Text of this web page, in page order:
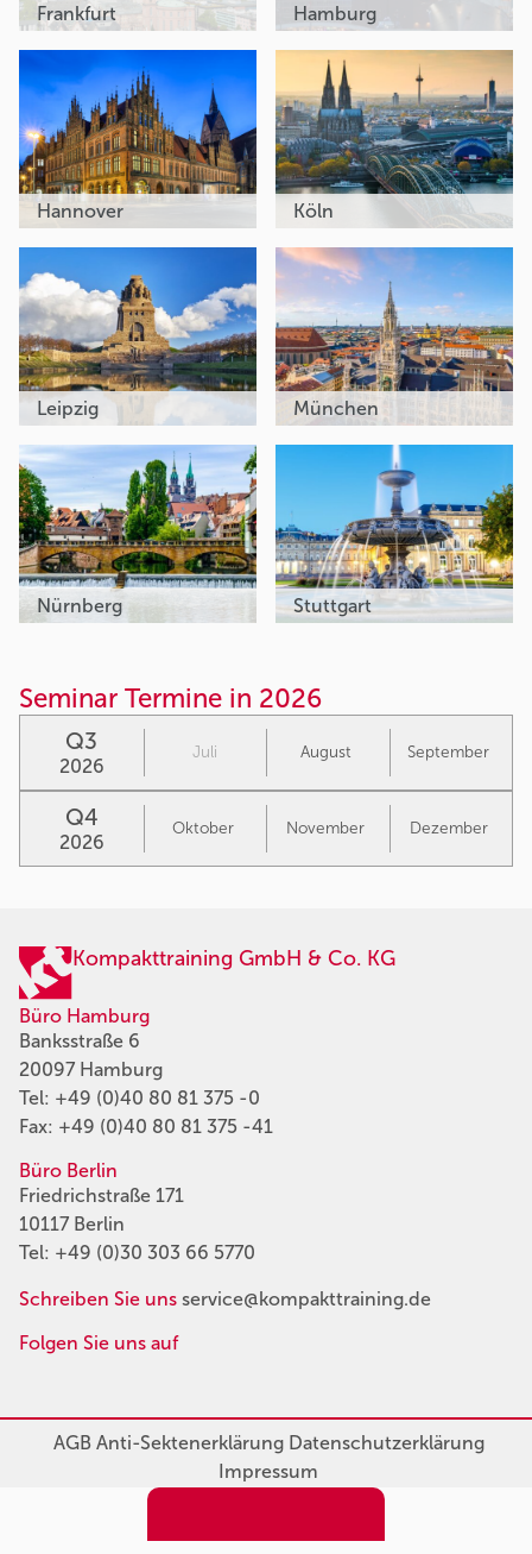
Frankfurt Hamburg
Hannover Köln
Leipzig München
Nürnberg Stuttgart
Seminar Termine in 2026
Q3
2026
Juli August September
Q4
2026
Oktober November Dezember
Kompakttraining GmbH & Co. KG
Büro Hamburg
Banksstraße 6
20097 Hamburg
Tel: +49 (0)40 80 81 375 -0
Fax: +49 (0)40 80 81 375 -41
Büro Berlin
Friedrichstraße 171
10117 Berlin
Tel: +49 (0)30 303 66 5770
Schreiben Sie uns service@kompakttraining.de
Folgen Sie uns auf
AGBAnti-SektenerklärungDatenschutzerklärung
Impressum